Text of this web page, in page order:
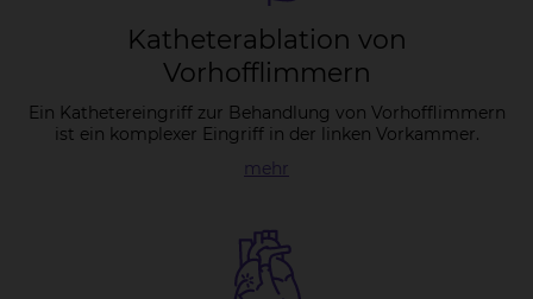
Ka­the­tera­b­la­ti­on von
Vor­hof­flim­mern
Ein Kathetereingriff zur Behandlung von Vorhofflimmern
ist ein komplexer Eingriff in der linken Vorkammer.
mehr